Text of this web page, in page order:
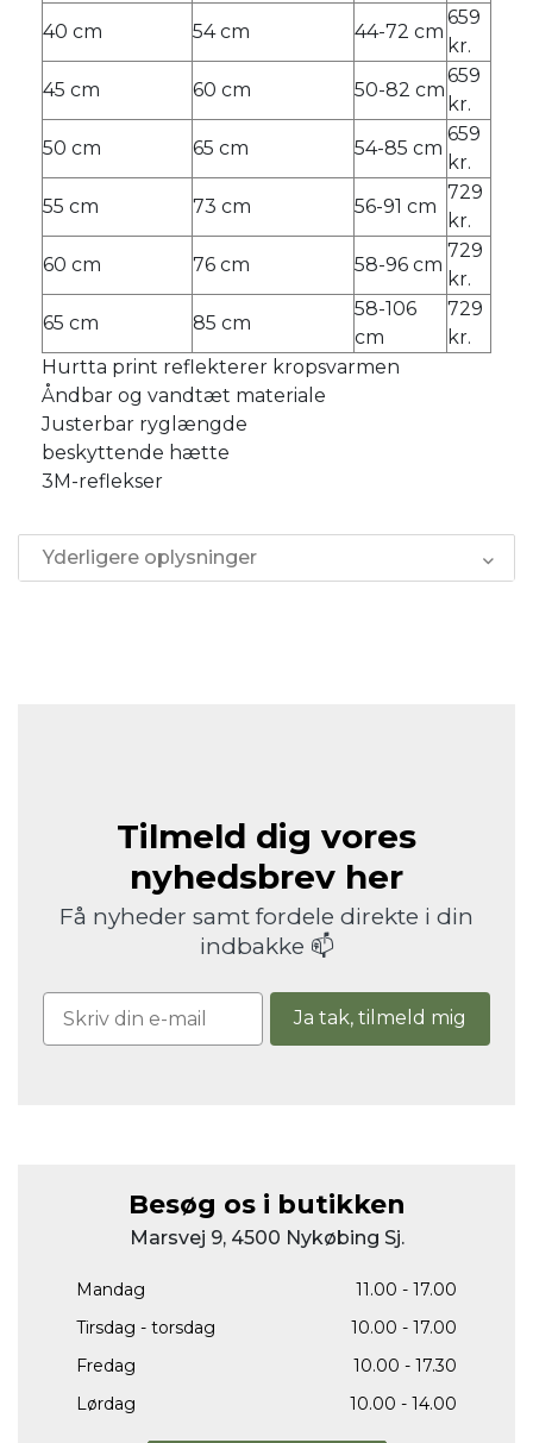
40 cm
54 cm 44-72 cm
659
kr.
45 cm
60 cm 50-82 cm
659
kr.
50 cm
65 cm 54-85 cm
659
kr.
55 cm
73 cm 56-91 cm
729
kr.
60 cm
76 cm 58-96 cm
729
kr.
65 cm
85 cm
58-106
cm
729
kr.
Hurtta print reflekterer kropsvarmen
Åndbar og vandtæt materiale
Justerbar ryglængde
beskyttende hætte
3M-reflekser
Yderligere oplysninger
Tilmeld dig vores
nyhedsbrev her
Få nyheder samt fordele direkte i din
indbakke 📫
Ja tak, tilmeld mig
Besøg os i butikken
Marsvej 9, 4500 Nykøbing Sj.
Mandag
11.00 - 17.00
Tirsdag - torsdag
10.00 - 17.00
Fredag
10.00 - 17.30
Lørdag
10.00 - 14.00